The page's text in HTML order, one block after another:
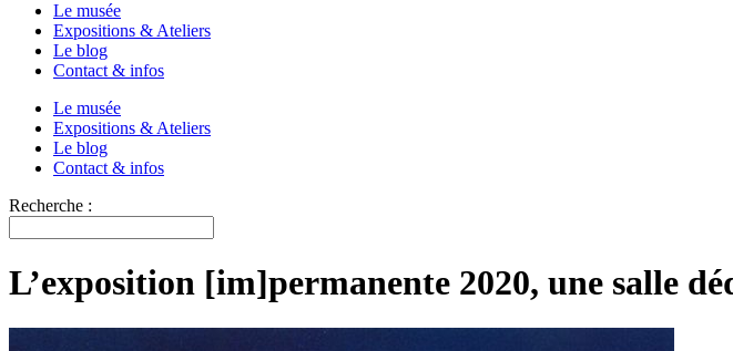
Le musée
Expositions & Ateliers
Le blog
Contact & infos
Le musée
Expositions & Ateliers
Le blog
Contact & infos
Recherche :
L’exposition [im]permanente 2020, une salle